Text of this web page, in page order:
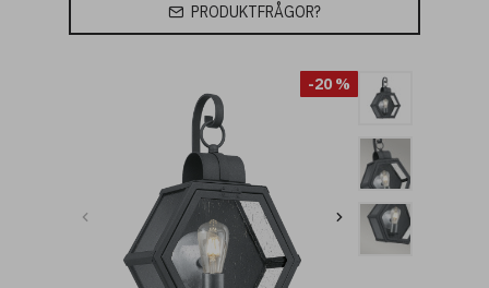
PRODUKTFRÅGOR?
-20 %